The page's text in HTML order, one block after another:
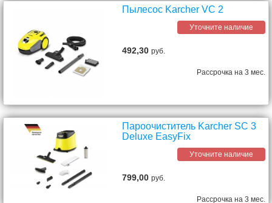
Пылесос Karcher VC 2
Уточните наличие
492,30руб.
Рассрочка на 3 мес.
Пароочиститель Karcher SC 3
Deluxe EasyFix
Уточните наличие
799,00руб.
Рассрочка на 3 мес.